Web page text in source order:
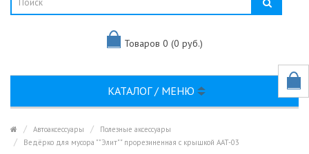
Товаров 0 (0 руб.)
КАТАЛОГ / МЕНЮ
Автоаксессуары
Полезные аксессуары
Ведёрко для мусора ""Элит"" прорезиненная с крышкой AAT-03